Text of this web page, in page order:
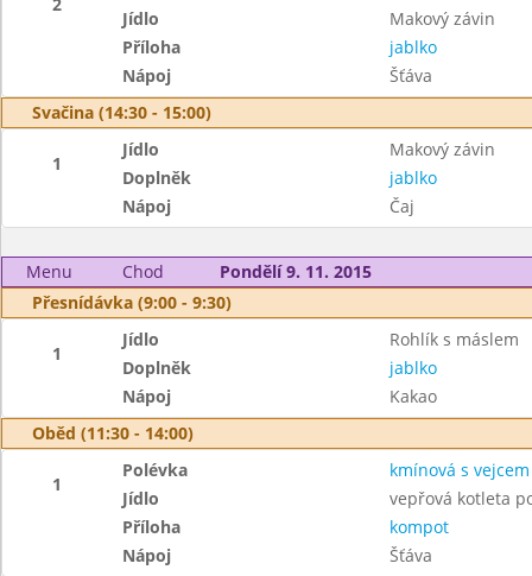
Jídlo
Makový závin
Příloha
jablko
Nápoj
Šťáva
Svačina (14:30 - 15:00)
1
Jídlo
Makový závin
Doplněk
jablko
Nápoj
Čaj
Menu Chod
Pondělí 9. 11. 2015
Přesnídávka (9:00 - 9:30)
1
Jídlo
Rohlík s máslem
Doplněk
jablko
Nápoj
Kakao
Oběd (11:30 - 14:00)
1
Polévka
kmínová s vejcem
Jídlo
vepřová kotleta
Příloha
kompot
Nápoj
Šťáva